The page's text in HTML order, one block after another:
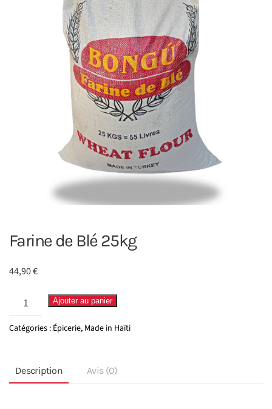
Farine de Blé 25kg
44,90€
quantité
de
Blé
Ajouter au panier
Catégories : Épicerie, Made in Haïti
Description Avis (0)